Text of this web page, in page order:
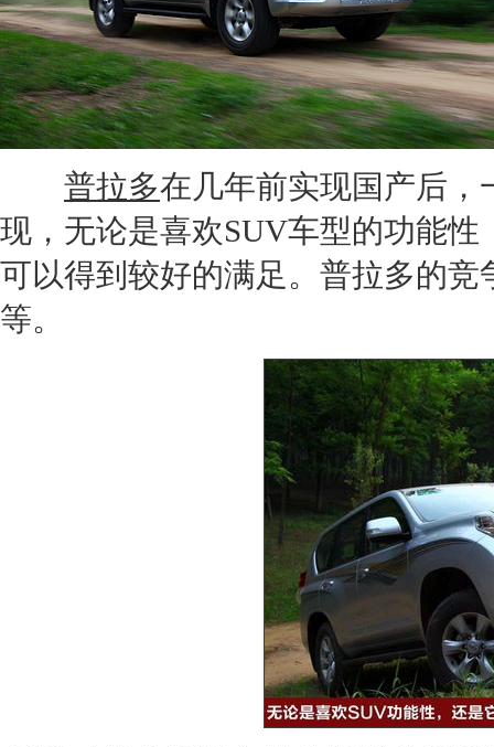
普拉多在几年前实现国产后，
现，无论是喜欢SUV车型的功能性
可以得到较好的满足。 普拉多的竞
等。